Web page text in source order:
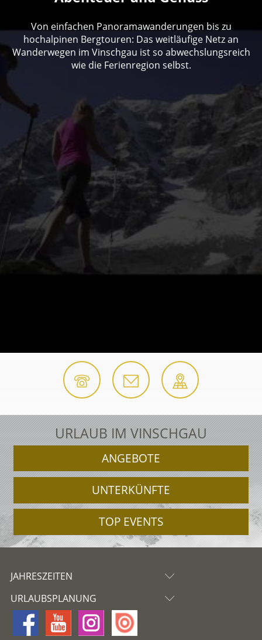
Von einfachen Panoramawanderungen bis zu
hochalpinen Bergtouren: Das weitläufige Netz an
Wanderwegen im Vinschgau ist so abwechslungsreich
wie die Ferienregion selbst.
URLAUB IM VINSCHGAU
ANGEBOTE
UNTERKÜNFTE
TOP EVENTS
JAHRESZEITEN
URLAUBSPLANUNG